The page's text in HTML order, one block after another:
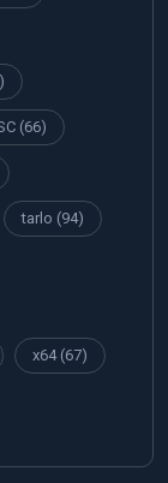
(66)
tarlo (94)
x64(67)